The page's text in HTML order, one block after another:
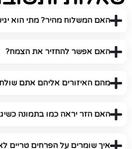
האם המשלוח מהיר? מתי הוא
האם אפשר להחזיר את הצמח?
מהם האיזורים אליהם אתם
האם הזר יראה כמו בתמונה
איך שומרים על הפרחים טריים